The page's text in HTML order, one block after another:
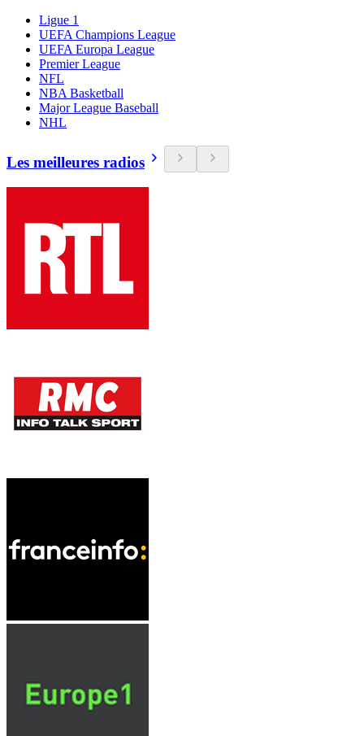
Ligue 1
UEFA Champions League
UEFA Europa League
Premier League
NFL
NBA Basketball
Major League Baseball
NHL
Les meilleures radios